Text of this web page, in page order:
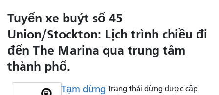
nào
Tuyến xe buýt số 45
Union/Stockton: Lịch trình chiều đi
đến The Marina qua trung tâm
thành phố.
Tạm dừng Trạng thái dừng được cập